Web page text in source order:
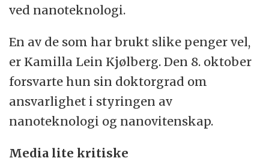
ved nanoteknologi.
En av de som har brukt slike penger vel,
er Kamilla Lein Kjølberg. Den 8. oktober
forsvarte hun sin doktorgrad om
ansvarlighet i styringen av
nanoteknologi og nanovitenskap.
Media lite kritiske